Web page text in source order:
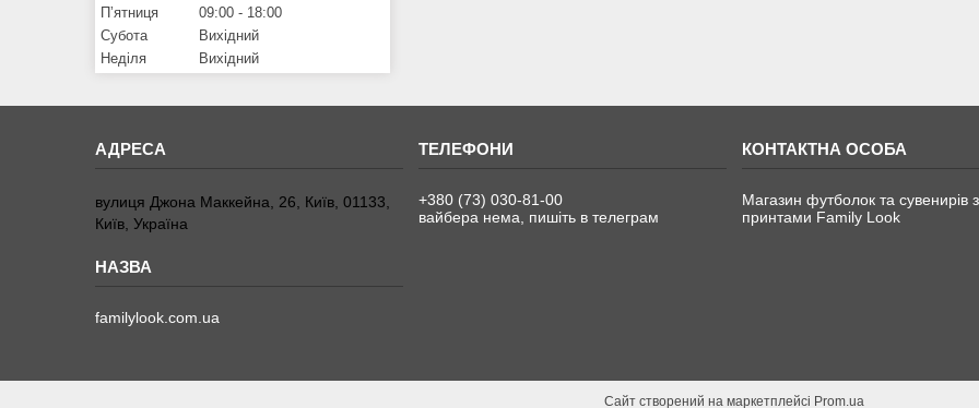
Пʼятниця
09:00
18:00
Субота
Вихідний
Неділя
Вихідний
вулиця Джона Маккейна, 26, Київ, 01133,
Київ, Україна
familylook.com.ua
+380 (73) 030-81-00
вайбера нема, пишіть в телеграм
Магазин футболок та сувенирів з
принтами Family Look
Сайт створений на маркетплейсі Prom.ua